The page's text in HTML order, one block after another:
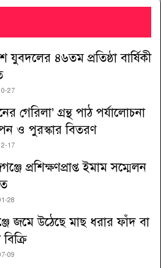
যুবদলের ৪৬তম প্রতিষ্ঠা বার্ষিকী
27
গেরিলা’ গ্রন্থ পাঠ পর্যালোচনা
ও পুরস্কার বিতরণ
17
প্রশিক্ষণপ্রাপ্ত ইমাম সম্মেলন
28
জমে উঠেছে মাছ ধরার ফাঁদ বা
09